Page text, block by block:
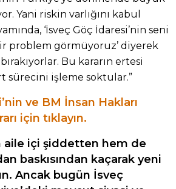
Yani riskin varlığını kabul
‘İsveç Göç İdaresi’nin seni
problem görmüyoruz’ diyerek
Bu kararın ertesi
sürecini işleme soktular.”
ve BM İnsan Hakları
için tıklayın.
aile içi şiddetten hem de
baskısından kaçarak yeni
Ancak bugün İsveç